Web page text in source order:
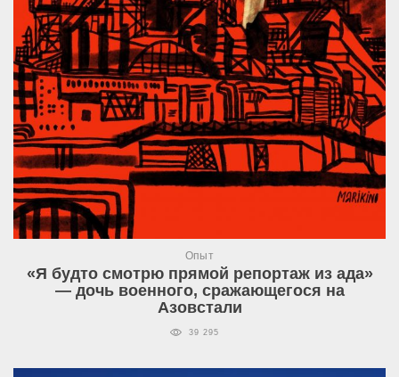
Опыт
«Я будто смотрю прямой репортаж из ада»
— дочь военного, сражающегося на
Азовстали
39 295